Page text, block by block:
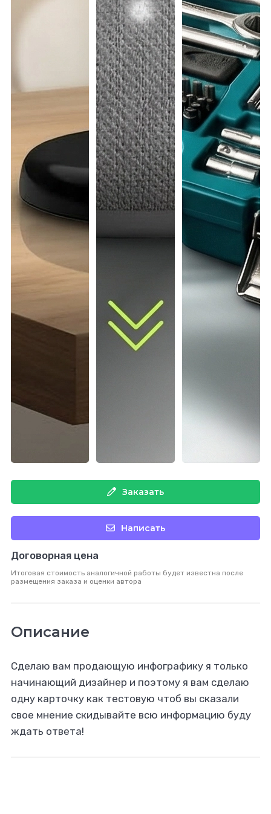
Заказать
Написать
Договорная цена
Итоговая стоимость аналогичной работы будет известна после
размещения заказа и оценки автора
Описание
Сделаю вам продающую инфографику я только
начинающий дизайнер и поэтому я вам сделаю
одну карточку как тестовую чтоб вы сказали
свое мнение скидывайте всю информацию буду
ждать ответа!